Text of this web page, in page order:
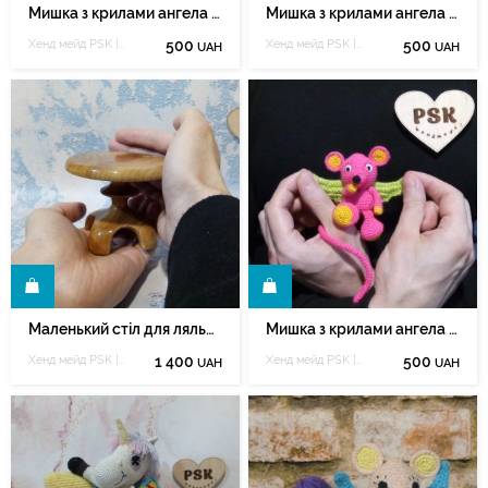
Мишка з крилами ангела в'язана гачком м'яка іграшка 4
Хенд мейд PSK | Полёт сердцекрыльца 500 UAH
Мишка з крилами ангела в'язана гачком м'яка іграшка 7
Хенд мейд PSK | Полёт сердцекрыльца 500 UAH
Маленький стіл для ляльок іграшковий ручної роботи дерева 1
Хенд мейд PSK | Полёт сердцекрыльца 1 400 UAH
Мишка з крилами ангела в'язана гачком м'яка іграшка 5
Хенд мейд PSK | Полёт сердцекрыльца 500 UAH